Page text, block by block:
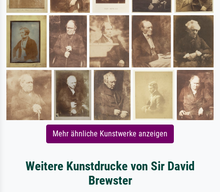
Mehr ähnliche Kunstwerke anzeigen
Weitere Kunstdrucke von Sir David
Brewster